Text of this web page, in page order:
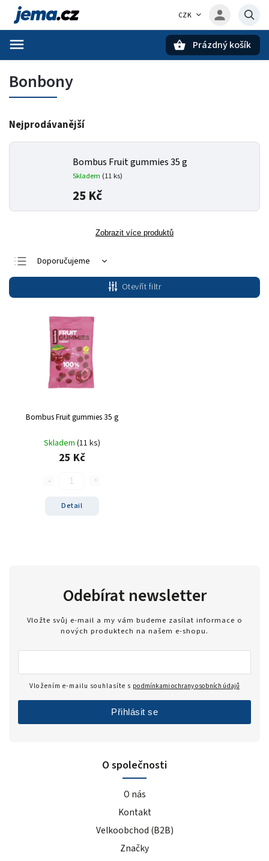
CZK
Prázdný košík
Bonbony
Nejprodávanější
Bombus Fruit gummies 35 g
Skladem (11 ks)
25 Kč
Zobrazit více produktů
Doporučujeme
Nejlevnější
Nejdražší
Nejprodávanější
Abecedně
Otevřít filtr
Bombus Fruit gummies 35 g
Skladem (11 ks)
25 Kč
Detail
O společnosti
O nás
Kontakt
Velkoobchod (B2B)
Značky
Odebírat newsletter
Vložte svůj e-mail a my vám budeme zasílat informace o
nových produktech na našem e-shopu.
Vložením e-mailu souhlasíte s podmínkami ochrany osobních údajů
Přihlásit se